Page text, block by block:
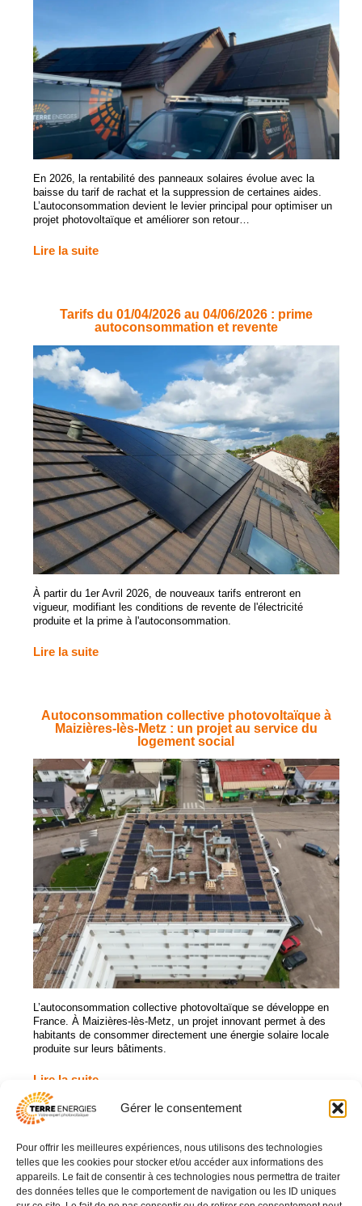
Gérer le consentement
Pour offrir les meilleures expériences, nous utilisons des technologies
telles que les cookies pour stocker et/ou accéder aux informations des
appareils. Le fait de consentir à ces technologies nous permettra de traiter
des données telles que le comportement de navigation ou les ID uniques
En 2026, la rentabilité des panneaux solaires évolue avec la
baisse du tarif de rachat et la suppression de certaines aides.
L’autoconsommation devient le levier principal pour optimiser un
projet photovoltaïque et améliorer son retour…
Lire la suite
Tarifs du 01/04/2026 au 04/06/2026 : prime
autoconsommation et revente
À partir du 1er Avril 2026, de nouveaux tarifs entreront en
vigueur, modifiant les conditions de revente de l'électricité
produite et la prime à l'autoconsommation.
Lire la suite
Autoconsommation collective photovoltaïque à
Maizières-lès-Metz : un projet au service du
logement social
L’autoconsommation collective photovoltaïque se développe en
France. À Maizières-lès-Metz, un projet innovant permet à des
habitants de consommer directement une énergie solaire locale
produite sur leurs bâtiments.
Lire la suite
03 83 16 42 93
contact@terreenergies.fr